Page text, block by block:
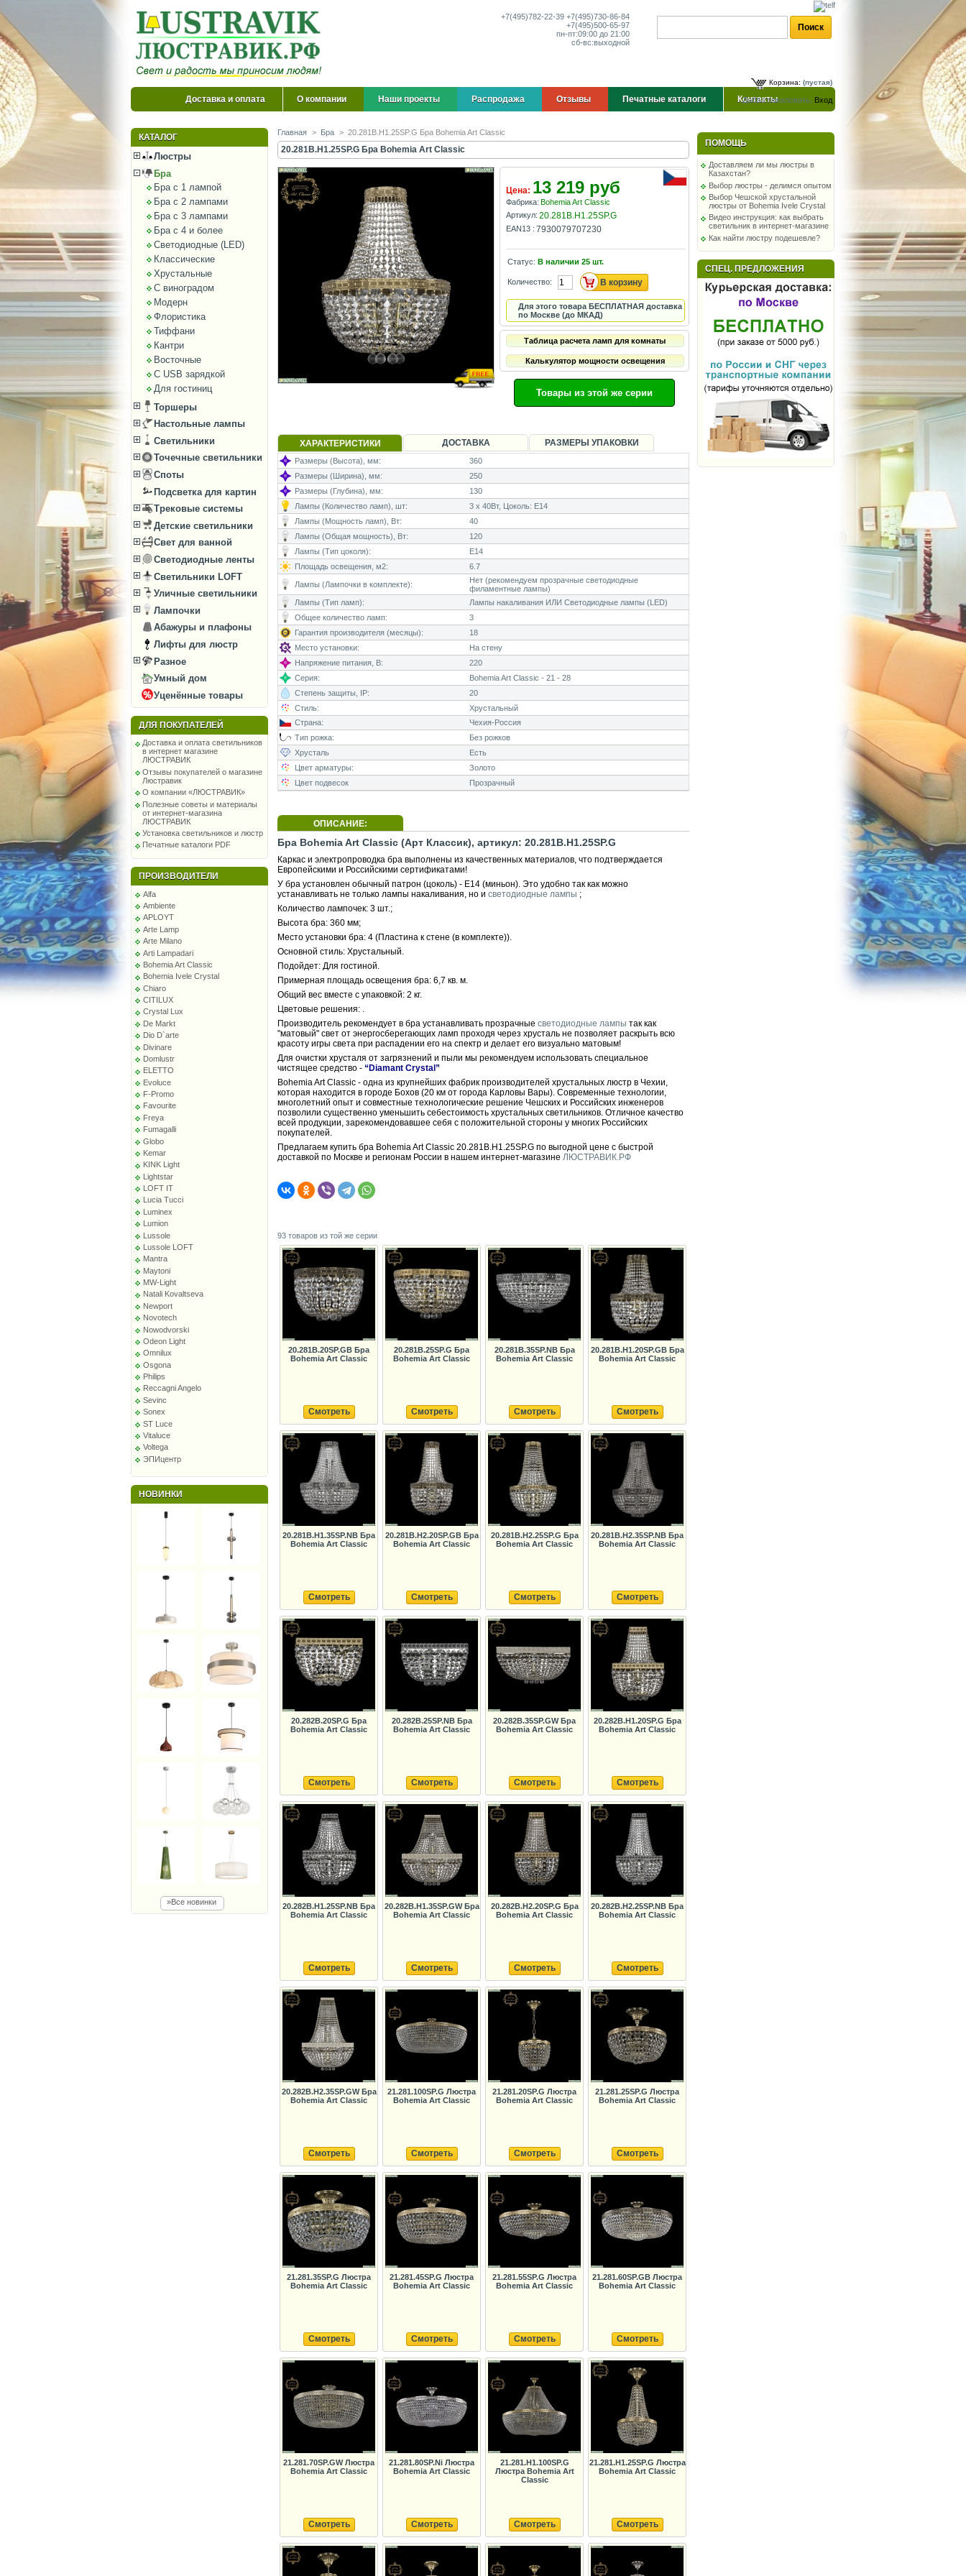
+7(495)782-22-39 +7(495)730-86-84
+7(495)500-65-97
пн-пт:09:00 до 21:00
сб-вс:выходной
Корзина: (пустая)
Добро пожаловать, Вход
Доставка и оплата О компании Наши проекты Распродажа Отзывы Печатные каталоги Контакты
КАТАЛОГ
Люстры
Бра
Бра с 1 лампой
Бра с 2 лампами
Бра с 3 лампами
Бра с 4 и более
Светодиодные (LED)
Классические
Хрустальные
С виноградом
Модерн
Флористика
Тиффани
Кантри
Восточные
С USB зарядкой
Для гостиниц
Торшеры
Настольные лампы
Светильники
Точечные светильники
Споты
Подсветка для картин
Трековые системы
Детские светильники
Свет для ванной
Светодиодные ленты
Светильники LOFT
Уличные светильники
Лампочки
Абажуры и плафоны
Лифты для люстр
Разное
Умный дом
Уценённые товары
ДЛЯ ПОКУПАТЕЛЕЙ
Доставка и оплата светильников
в интернет магазине
ЛЮСТРАВИК
Отзывы покупателей о магазине
Люстравик
О компании «ЛЮСТРАВИК»
Полезные советы и материалы
от интернет-магазина
ЛЮСТРАВИК
Установка светильников и люстр
Печатные каталоги PDF
ПРОИЗВОДИТЕЛИ
Alfa
Ambiente
APLOYT
Arte Lamp
Arte Milano
Arti Lampadari
Bohemia Art Classic
Bohemia Ivele Crystal
Chiaro
CITILUX
Crystal Lux
De Markt
Dio D`arte
Divinare
Domlustr
ELETTO
Evoluce
F-Promo
Favourite
Freya
Fumagalli
Globo
Kemar
KINK Light
Lightstar
LOFT IT
Lucia Tucci
Luminex
Lumion
Lussole
Lussole LOFT
Mantra
Maytoni
MW-Light
Natali Kovaltseva
Newport
Novotech
Nowodvorski
Odeon Light
Omnilux
Osgona
Philips
Reccagni Angelo
Sevinc
Sonex
ST Luce
Vitaluce
Voltega
ЭПИцентр
НОВИНКИ
»Все новинки
Главная > Бра > 20.281B.H1.25SP.G Бра Bohemia Art Classic
20.281B.H1.25SP.G Бра Bohemia Art Classic
Цена: 13 219 руб
Фабрика: Bohemia Art Classic
Артикул: 20.281B.H1.25SP.G
EAN13 : 7930079707230
Статус: В наличии 25 шт.
Количество:
Для этого товара БЕСПЛАТНАЯ доставка
по Москве (до МКАД)
Таблица расчета ламп для комнаты
Калькулятор мощности освещения
Товары из этой же серии
ХАРАКТЕРИСТИКИ ДОСТАВКА РАЗМЕРЫ УПАКОВКИ
Размеры (Высота), мм:
360
Размеры (Ширина), мм:
250
Размеры (Глубина), мм:
130
Лампы (Количество ламп), шт:
3 x 40Вт, Цоколь: E14
Лампы (Мощность ламп), Вт:
40
Лампы (Общая мощность), Вт:
120
Лампы (Тип цоколя):
E14
Площадь освещения, м2:
6.7
Лампы (Лампочки в комплекте):
Нет (рекомендуем прозрачные светодиодные
филаментные лампы)
Лампы (Тип ламп):
Лампы накаливания ИЛИ Светодиодные лампы (LED)
Общее количество ламп:
3
Гарантия производителя (месяцы):
18
Место установки:
На стену
Напряжение питания, В:
220
Серия:
Bohemia Art Classic - 21 - 28
Степень защиты, IP:
20
Стиль:
Хрустальный
Страна:
Чехия-Россия
Тип рожка:
Без рожков
Хрусталь
Есть
Цвет арматуры:
Золото
Цвет подвесок
Прозрачный
ОПИСАНИЕ:
Бра Bohemia Art Classic (Арт Классик), артикул: 20.281B.H1.25SP.G
Каркас и электропроводка бра выполнены из качественных материалов, что подтверждается
Европейскими и Российскими сертификатами!
У бра установлен обычный патрон (цоколь) - E14 (миньон). Это удобно так как можно
устанавливать не только лампы накаливания, но и светодиодные лампы ;
Количество лампочек: 3 шт.;
Высота бра: 360 мм;
Место установки бра: 4 (Пластина к стене (в комплекте)).
Основной стиль: Хрустальный.
Подойдет: Для гостиной.
Примерная площадь освещения бра: 6,7 кв. м.
Общий вес вместе с упаковкой: 2 кг.
Цветовые решения: .
Производитель рекомендует в бра устанавливать прозрачные светодиодные лампы так как
"матовый" свет от энергосберегающих ламп проходя через хрусталь не позволяет раскрыть всю
красоту игры света при распадении его на спектр и делает его визуально матовым!
Для очистки хрусталя от загрязнений и пыли мы рекомендуем использовать специальное
чистящее средство - “Diamant Crystal”
Bohemia Art Classic - одна из крупнейших фабрик производителей хрустальных люстр в Чехии,
которая находится в городе Бохов (20 км от города Карловы Вары). Современные технологии,
многолетний опыт и совместные технологические решение Чешских и Российских инженеров
позволили существенно уменьшить себестоимость хрустальных светильников. Отличное качество
всей продукции, зарекомендовавшее себя с положительной стороны у многих Российских
покупателей.
Предлагаем купить бра Bohemia Art Classic 20.281B.H1.25SP.G по выгодной цене с быстрой
доставкой по Москве и регионам России в нашем интернет-магазине ЛЮСТРАВИК.РФ
93 товаров из той же серии
20.281B.20SP.GB Бра
Bohemia Art Classic
Смотреть
20.281B.25SP.G Бра
Bohemia Art Classic
Смотреть
20.281B.35SP.NB Бра
Bohemia Art Classic
Смотреть
20.281B.H1.20SP.GB Бра
Bohemia Art Classic
Смотреть
20.281B.H1.35SP.NB Бра
Bohemia Art Classic
Смотреть
20.281B.H2.20SP.GB Бра
Bohemia Art Classic
Смотреть
20.281B.H2.25SP.G Бра
Bohemia Art Classic
Смотреть
20.281B.H2.35SP.NB Бра
Bohemia Art Classic
Смотреть
20.282B.20SP.G Бра
Bohemia Art Classic
Смотреть
20.282B.25SP.NB Бра
Bohemia Art Classic
Смотреть
20.282B.35SP.GW Бра
Bohemia Art Classic
Смотреть
20.282B.H1.20SP.G Бра
Bohemia Art Classic
Смотреть
20.282B.H1.25SP.NB Бра
Bohemia Art Classic
Смотреть
20.282B.H1.35SP.GW Бра
Bohemia Art Classic
Смотреть
20.282B.H2.20SP.G Бра
Bohemia Art Classic
Смотреть
20.282B.H2.25SP.NB Бра
Bohemia Art Classic
Смотреть
20.282B.H2.35SP.GW Бра
Bohemia Art Classic
Смотреть
21.281.100SP.G Люстра
Bohemia Art Classic
Смотреть
21.281.20SP.G Люстра
Bohemia Art Classic
Смотреть
21.281.25SP.G Люстра
Bohemia Art Classic
Смотреть
21.281.35SP.G Люстра
Bohemia Art Classic
Смотреть
21.281.45SP.G Люстра
Bohemia Art Classic
Смотреть
21.281.55SP.G Люстра
Bohemia Art Classic
Смотреть
21.281.60SP.GB Люстра
Bohemia Art Classic
Смотреть
21.281.70SP.GW Люстра
Bohemia Art Classic
Смотреть
21.281.80SP.Ni Люстра
Bohemia Art Classic
Смотреть
21.281.H1.100SP.G
Люстра Bohemia Art
Classic
Смотреть
21.281.H1.25SP.G Люстра
Bohemia Art Classic
Смотреть
ПОМОЩЬ
Доставляем ли мы люстры в
Казахстан?
Выбор люстры - делимся опытом
Выбор Чешской хрустальной
люстры от Bohemia Ivele Crystal
Видео инструкция: как выбрать
светильник в интернет-магазине
Как найти люстру подешевле?
СПЕЦ. ПРЕДЛОЖЕНИЯ